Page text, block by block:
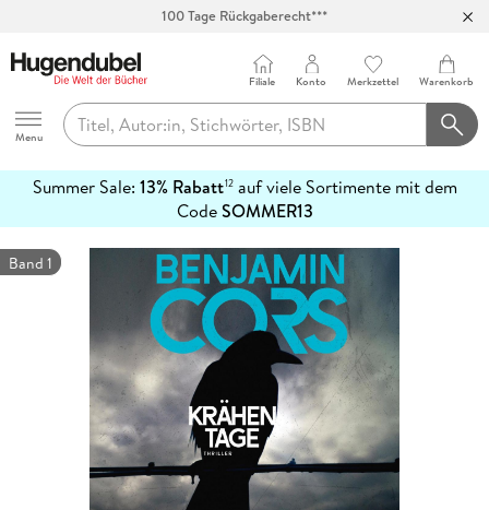
Abholung in über 100 Filialen
Hugendubel
Menu
Filiale Konto Merkzettel Warenkorb
Summer Sale: 13% Rabatt12auf viele Sortimente mit dem
CodeSOMMER13
erfahren
Band 1